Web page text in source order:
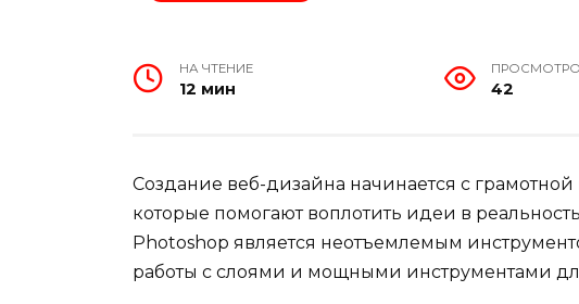
НА ЧТЕНИЕ
12 мин 42
Создание веб-дизайна начинается с
которые помогают воплотить идеи в
Photoshop является неотъемлемым
работы с слоями и мощными инструментами